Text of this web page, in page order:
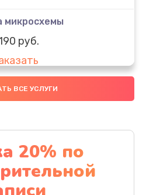
микросхемы
руб.
камеры
динамика
руб.
ВСЕ УСЛУГИ
20% по